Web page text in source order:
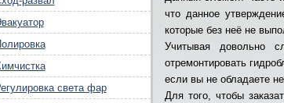
что данное
которые без неё не
Учитывая довольно
отремонтировать
если вы не обладаете
Для того, чтобы
света фар